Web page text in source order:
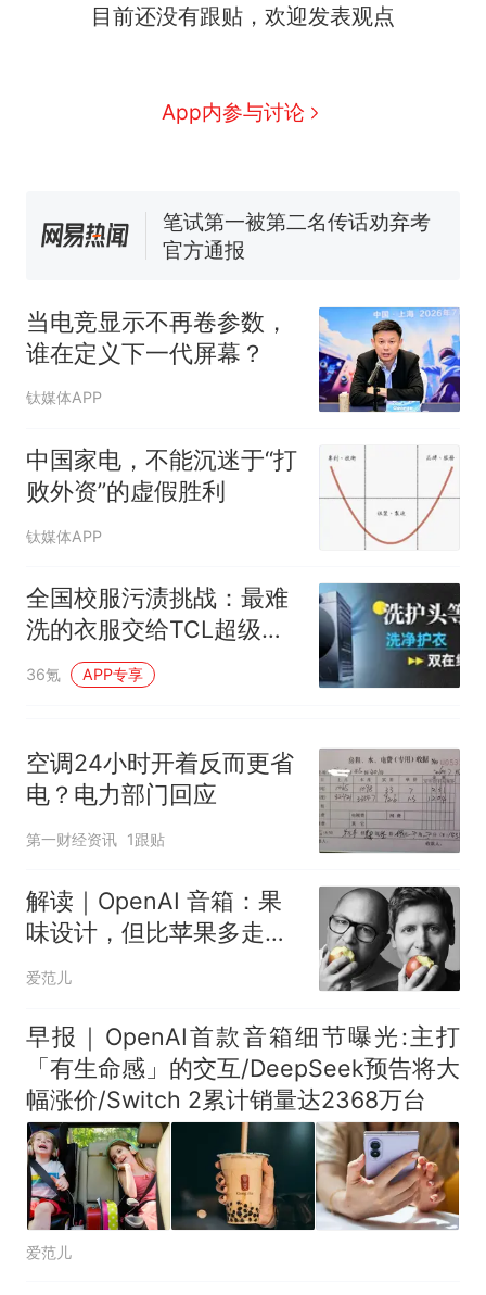
目前还没有跟贴，欢迎发表观点
App内参与讨论
么？
协会回应
男子上山采菌偶然发现鸡枞菌
窝，原地守1天等它长大：挖了
来源：参考消息）
笔试第一被第二名传话劝弃考
官方通报
因老师一句“跟我回家”改写了
人生
当电竞显示不再卷参数，
谁在定义下一代屏幕？
钛媒体APP
中国家电，不能沉迷于“打
败外资”的虚假胜利
钛媒体APP
全国校服污渍挑战：最难
洗的衣服交给TCL超级
筒，体验奢享级净护
36氪 APP专享
空调24小时开着反而更省
电？电力部门回应
第一财经资讯 1跟贴
解读｜OpenAI 音箱：果
味设计，但比苹果多走一
步
爱范儿
早报｜OpenAI首款音箱细节曝光:主打
「有生命感」的交互/DeepSeek预告将大
幅涨价/Switch 2累计销量达2368万台
爱范儿